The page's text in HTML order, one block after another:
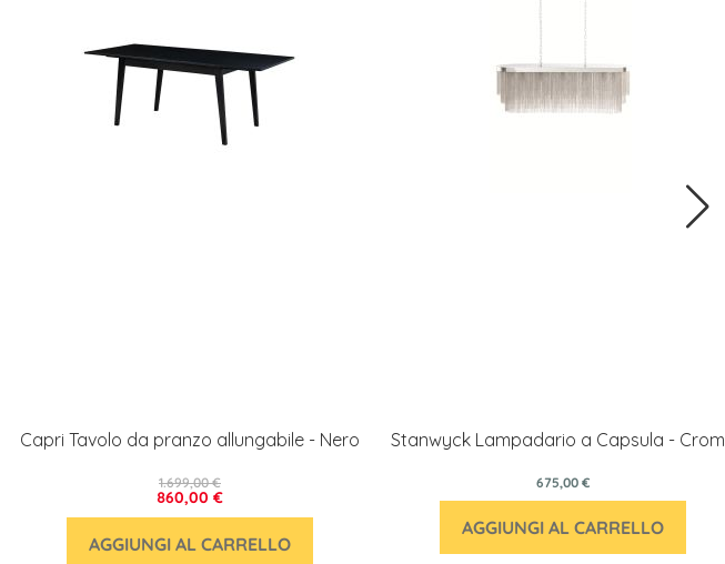
Capri Tavolo da pranzo allungabile - Nero
860,00 €
1.699,00 €
AGGIUNGI AL CARRELLO
Stanwyck Lampadario a Capsula -
675,00 €
AGGIUNGI AL CARRELLO